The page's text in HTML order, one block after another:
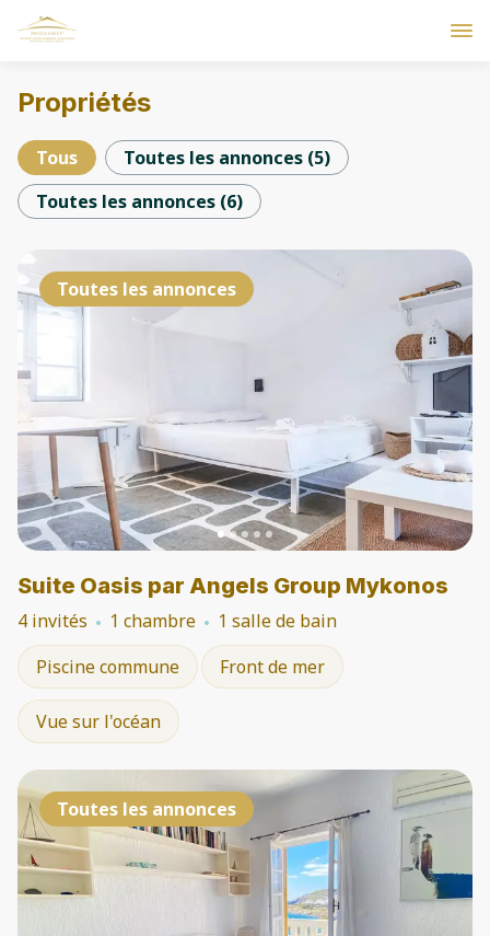
Propriétés
Tous Toutes les annonces (5)
Toutes les annonces (6)
Toutes les annonces
Suite Oasis par Angels Group Mykonos
4 invités 1 chambre
1 salle de bain
Piscine commune
Front de mer
Vue sur l'océan
Toutes les annonces